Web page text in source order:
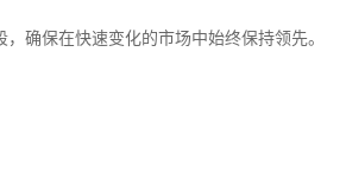
确保在快速变化的市场中始终保持领先。